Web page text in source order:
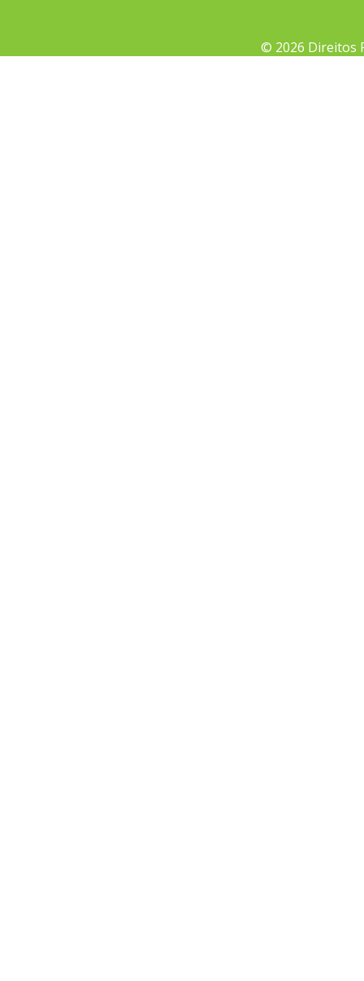
© 2026 Direitos